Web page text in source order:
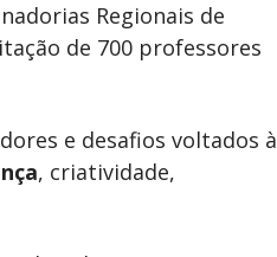
Regionais de
de 700 professores
e desafios voltados à
, criatividade,